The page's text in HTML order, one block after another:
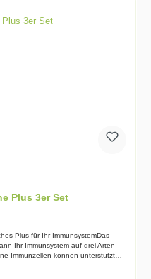
Plus 3er Set
Plus für Ihr ImmunsystemDas
Ihr Immunsystem auf drei Arten
Immunzellen können unterstützt
die intelligente